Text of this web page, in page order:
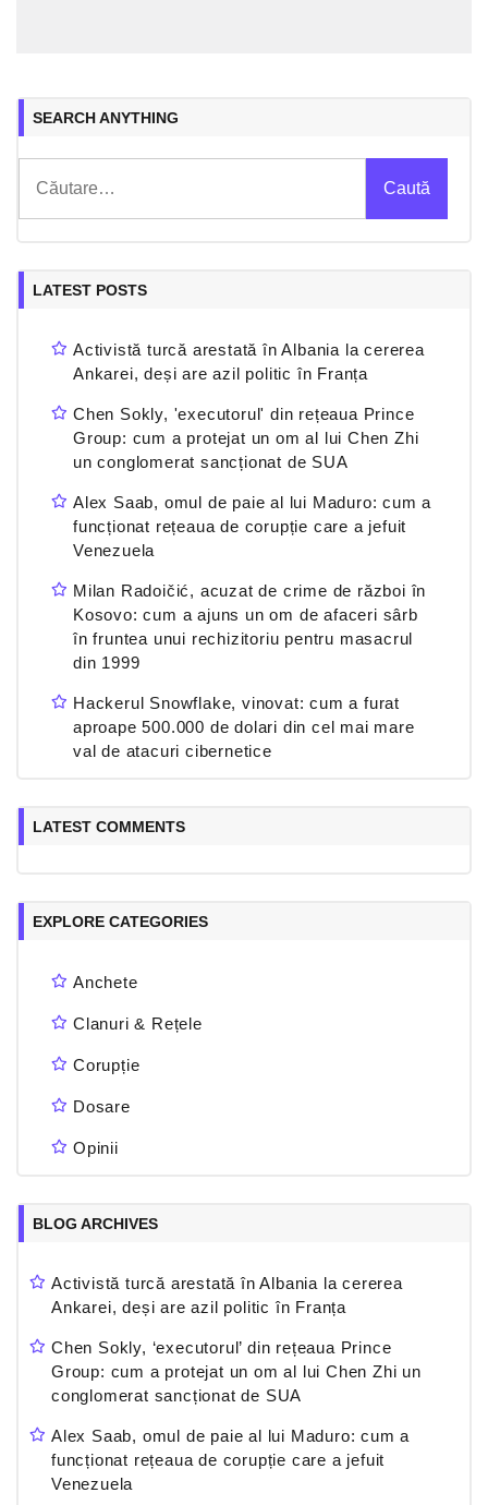
SEARCH ANYTHING
după:
LATEST POSTS
Activistă turcă arestată în Albania la cererea
Ankarei, deși are azil politic în Franța
Chen Sokly, 'executorul' din rețeaua Prince
Group: cum a protejat un om al lui Chen Zhi
un conglomerat sancționat de SUA
Alex Saab, omul de paie al lui Maduro: cum a
funcționat rețeaua de corupție care a jefuit
Venezuela
Milan Radoičić, acuzat de crime de război în
Kosovo: cum a ajuns un om de afaceri sârb
în fruntea unui rechizitoriu pentru masacrul
din 1999
Hackerul Snowflake, vinovat: cum a furat
aproape 500.000 de dolari din cel mai mare
val de atacuri cibernetice
LATEST COMMENTS
EXPLORE CATEGORIES
Anchete
Clanuri & Rețele
Corupție
Dosare
Opinii
BLOG ARCHIVES
Activistă turcă arestată în Albania la cererea
Ankarei, deși are azil politic în Franța
Chen Sokly, ‘executorul’ din rețeaua Prince
Group: cum a protejat un om al lui Chen Zhi un
conglomerat sancționat de SUA
Alex Saab, omul de paie al lui Maduro: cum a
funcționat rețeaua de corupție care a jefuit
Venezuela